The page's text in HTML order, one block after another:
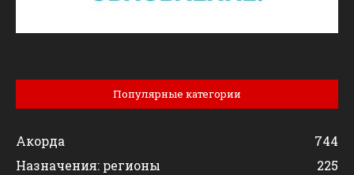
Популярные категории
Акорда
744
Назначения: регионы
225